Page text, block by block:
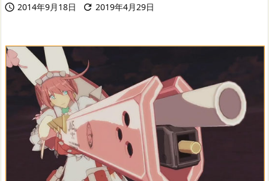
 2014年9月18日  2019年4月29日